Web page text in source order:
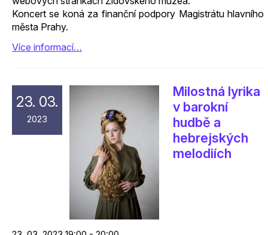
Koncert se koná za finanční podpory Magistrátu hlavního
města Prahy.
Více informací…
23. 03.
2023
Milostná lyrika
v barokní
hudbě a
hebrejských
melodiích